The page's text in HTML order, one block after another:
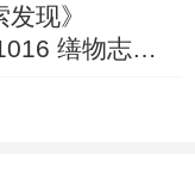
发现》
缮物志